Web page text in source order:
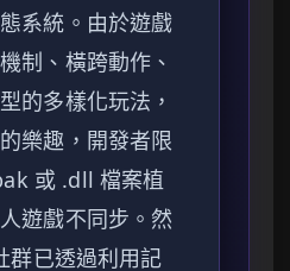
系統。由於遊戲
制、橫跨動作、
的多樣化玩法，
樂趣，開發者限
或 .dll 檔案植
遊戲不同步。然
群已透過利用記